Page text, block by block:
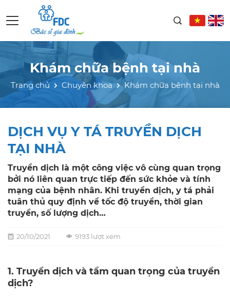
Khám chữa bệnh tại nhà
Trang chủ Chuyên khoa Khám chữa bệnh tại nhà
DỊCH VỤ Y TÁ TRUYỀN DỊCH
TẠI NHÀ
Truyền dịch là một công việc vô cùng quan trọng
bởi nó liên quan trực tiếp đến sức khỏe và tính
mạng của bệnh nhân. Khi truyền dịch, y tá phải
tuân thủ quy định về tốc độ truyền, thời gian
truyền, số lượng dịch…
20/10/2021 9193 lượt xem
1. Truyền dịch và tầm quan trọng của truyền
dịch?